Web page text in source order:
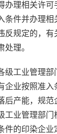
办理相关许可
条件并办理
反规定的，
处理。
工业管理部
企业按照准
后产能，规
工业管理部门
件的印染企业